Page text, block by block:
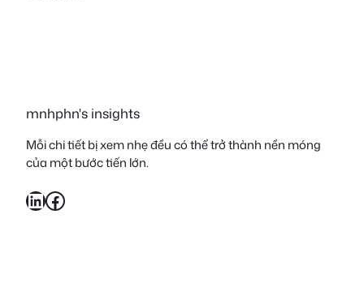
mnhphn's insights
Mỗi chi tiết bị xem nhẹ đều có thể trở thành nền móng
của một bước tiến lớn.
LinkedIn Facebook